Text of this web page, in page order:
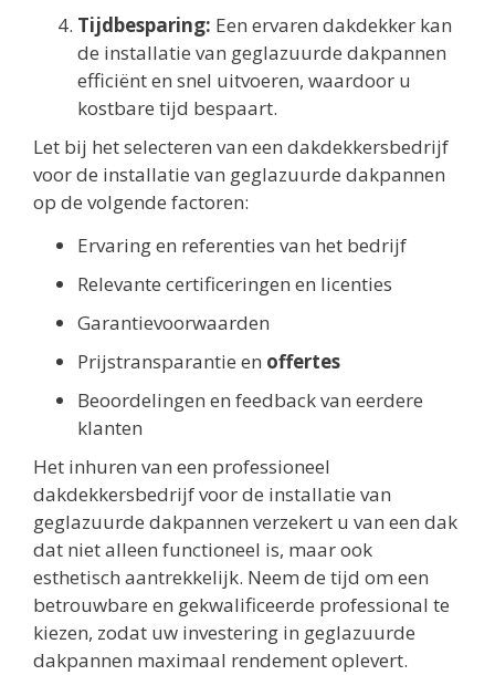
Tijdbesparing: Een ervaren dakdekker kan
de installatie van geglazuurde dakpannen
efficiënt en snel uitvoeren, waardoor u
kostbare tijd bespaart.
Let bij het selecteren van een dakdekkersbedrijf
voor de installatie van geglazuurde dakpannen
op de volgende factoren:
Ervaring en referenties van het bedrijf
Relevante certificeringen en licenties
Garantievoorwaarden
Prijstransparantie en offertes
Beoordelingen en feedback van eerdere
klanten
Het inhuren van een professioneel
dakdekkersbedrijf voor de installatie van
geglazuurde dakpannen verzekert u van een dak
dat niet alleen functioneel is, maar ook
esthetisch aantrekkelijk. Neem de tijd om een
betrouwbare en gekwalificeerde professional te
kiezen, zodat uw investering in geglazuurde
dakpannen maximaal rendement oplevert.